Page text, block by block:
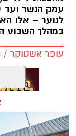
עמק הנשר ועד
לנוער – אלו
במהלך השבוע
עופר אשטוקר / 10:08 12.07.26
תגים:אירועי